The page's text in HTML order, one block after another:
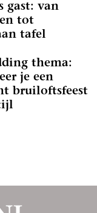
gast: van
tot
tafel
thema:
je een
bruiloftsfeest